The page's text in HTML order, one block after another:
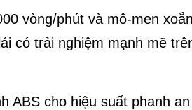
vòng/phút và mô-men
có trải nghiệm mạnh mẽ
ABS cho hiệu suất phanh